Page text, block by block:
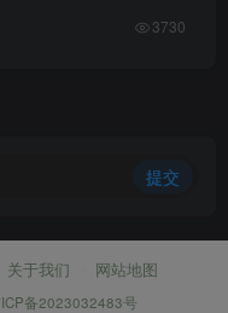
3730
提交
关于我们 网站地图
备2023032483号